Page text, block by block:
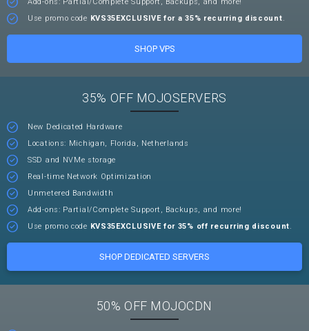
Add-ons: Partial/Complete Support, Backups, and more!
Use promo code KVS35EXCLUSIVE for a 35% recurring discount.
SHOP VPS
35% OFF MOJOSERVERS
New Dedicated Hardware
Locations: Michigan, Florida, Netherlands
SSD and NVMe storage
Real-time Network Optimization
Unmetered Bandwidth
Add-ons: Partial/Complete Support, Backups, and more!
Use promo code KVS35EXCLUSIVE for 35% off recurring discount.
SHOP DEDICATED SERVERS
50% OFF MOJOCDN